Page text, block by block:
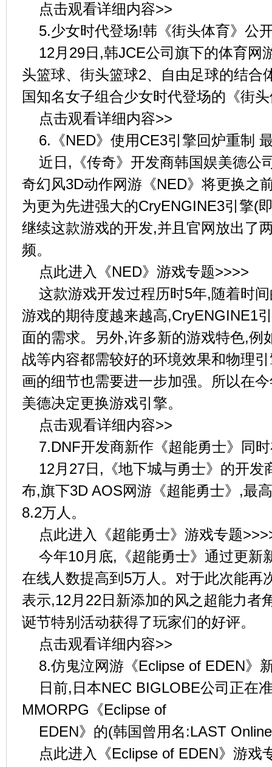
点击观看详细内容>>
5.少女时代登场!韩《街头体育》公
12月29日,韩JCE公司旗下的体育网
头篮球、街头篮球2、自由足球的结合
国知名女子组合少女时代登场的《街
点击观看详细内容>>
6.《NED》使用CE3引擎回炉重制
近日,《传奇》开发商韩国娱美德公
奇幻风3D动作网游《NED》将更换之
为更为先进强大的CryENGINE3引擎(
继续这款游戏的开发,并且官网放出了
频。
点此进入《NED》游戏专题>>>>
这款游戏开发过程历时5年,随着时
游戏的期待度越来越高,CryENGINE1
面的需求。另外,许多新的游戏特色,例
战等内容都需较好的环境效果和物理
画的细节也需要进一步加强。所以在
美德决定更换游戏引擎。
点击观看详细内容>>
7.DNF开发商新作《超能勇士》同
12月27日,《地下城与勇士》的开发
布,旗下3D AOS网游《超能勇士》,最
8.2万人。
点此进入《超能勇士》游戏专题
今年10月底,《超能勇士》通过更新
在线人数提高到5万人。对于此次能再
表示,12月22日新添加的风之超能力者
诞节特别活动获得了玩家们的好评。
点击观看详细内容>>
8.仿鬼泣网游《Eclipse of EDEN》
日前,日本NEC BIGLOBE公司正在
MMORPG《Eclipse of
EDEN》的(韩国曾用名:LAST
点此进入《Eclipse of EDEN》游戏